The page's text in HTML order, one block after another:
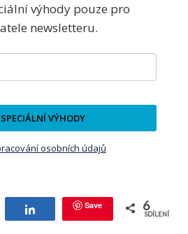
výhody pouze pro
newsletteru.
VÝHODY
osobních údajů
Save 6
SDÍLENÍ